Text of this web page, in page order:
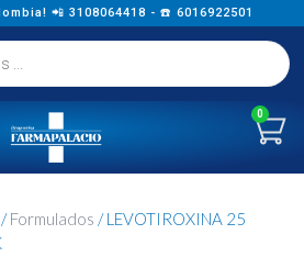
📲 3108064418 - ☎️ 6016922501
0
/Formulados / LEVOTIROXINA 25